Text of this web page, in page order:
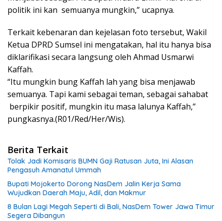
politik ini kan semuanya mungkin,” ucapnya.
Terkait kebenaran dan kejelasan foto tersebut, Wakil
Ketua DPRD Sumsel ini mengatakan, hal itu hanya bisa
diklarifikasi secara langsung oleh Ahmad Usmarwi
Kaffah.
“Itu mungkin bung Kaffah lah yang bisa menjawab
semuanya. Tapi kami sebagai teman, sebagai sahabat
berpikir positif, mungkin itu masa lalunya Kaffah,”
pungkasnya.(R01/Red/Her/Wis).
Berita Terkait
Tolak Jadi Komisaris BUMN Gaji Ratusan Juta, Ini Alasan
Pengasuh Amanatul Ummah
Bupati Mojokerto Dorong NasDem Jalin Kerja Sama
Wujudkan Daerah Maju, Adil, dan Makmur
8 Bulan Lagi Megah Seperti di Bali, NasDem Tower Jawa Timur
Segera Dibangun